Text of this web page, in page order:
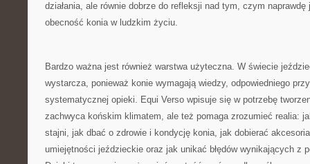
działania, ale równie dobrze do refleksji nad tym, czym naprawdę
obecność konia w ludzkim życiu.
Bardzo ważna jest również warstwa użyteczna. W świecie
wystarcza, ponieważ konie wymagają wiedzy, odpowiedniego
systematycznej opieki. Equi Verso wpisuje się w potrzebę
zachwyca końskim klimatem, ale też pomaga zrozumieć realia:
stajni, jak dbać o zdrowie i kondycję konia, jak dobierać
umiejętności jeździeckie oraz jak unikać błędów wynikających z